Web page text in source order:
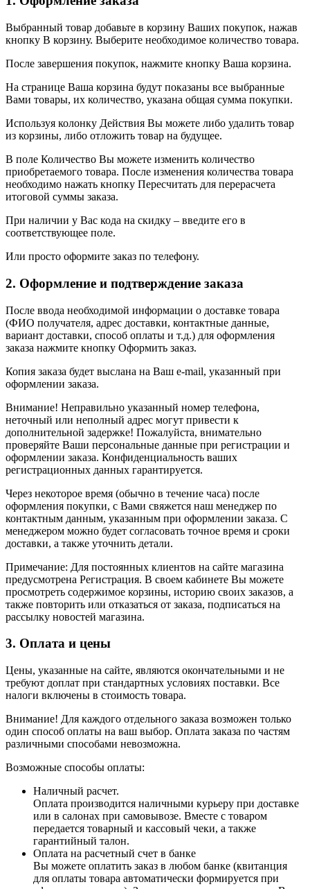
Выбранный товар добавьте в корзину Ваших покупок, нажав
кнопку В корзину. Выберите необходимое количество товара.
После завершения покупок, нажмите кнопку Ваша корзина.
На странице Ваша корзина будут показаны все выбранные
Вами товары, их количество, указана общая сумма покупки.
Используя колонку Действия Вы можете либо удалить товар
из корзины, либо отложить товар на будущее.
В поле Количество Вы можете изменить количество
приобретаемого товара. После изменения количества товара
необходимо нажать кнопку Пересчитать для перерасчета
итоговой суммы заказа.
При наличии у Вас кода на скидку – введите его в
соответствующее поле.
Или просто оформите заказ по телефону.
2. Оформление и подтверждение заказа
После ввода необходимой информации о доставке товара
(ФИО получателя, адрес доставки, контактные данные,
вариант доставки, способ оплаты и т.д.) для оформления
заказа нажмите кнопку Оформить заказ.
Копия заказа будет выслана на Ваш e-mail, указанный при
оформлении заказа.
Внимание! Неправильно указанный номер телефона,
неточный или неполный адрес могут привести к
дополнительной задержке! Пожалуйста, внимательно
проверяйте Ваши персональные данные при регистрации и
оформлении заказа. Конфиденциальность ваших
регистрационных данных гарантируется.
Через некоторое время (обычно в течение часа) после
оформления покупки, с Вами свяжется наш менеджер по
контактным данным, указанным при оформлении заказа. С
менеджером можно будет согласовать точное время и сроки
доставки, а также уточнить детали.
Примечание: Для постоянных клиентов на сайте магазина
предусмотрена Регистрация. В своем кабинете Вы можете
просмотреть содержимое корзины, историю своих заказов, а
также повторить или отказаться от заказа, подписаться на
рассылку новостей магазина.
3. Оплата и цены
Цены, указанные на сайте, являются окончательными и не
требуют доплат при стандартных условиях поставки. Все
налоги включены в стоимость товара.
Внимание! Для каждого отдельного заказа возможен только
один способ оплаты на ваш выбор. Оплата заказа по частям
различными способами невозможна.
Возможные способы оплаты:
Наличный расчет.
Оплата производится наличными курьеру при доставке
или в салонах при самовывозе. Вместе с товаром
передается товарный и кассовый чеки, а также
гарантийный талон.
Оплата на расчетный счет в банке
Вы можете оплатить заказ в любом банке (квитанция
для оплаты товара автоматически формируется при